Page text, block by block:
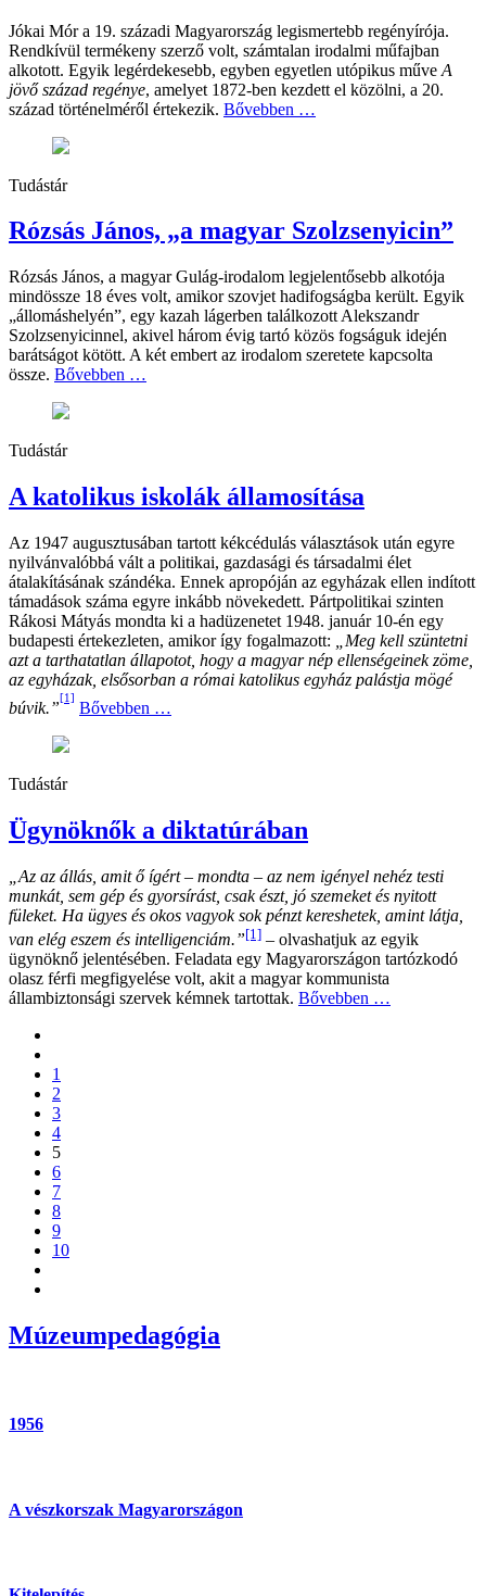
Jókai Mór a 19. századi Magyarország legismertebb regényírója.
Rendkívül termékeny szerző volt, számtalan irodalmi műfajban
alkotott. Egyik legérdekesebb, egyben egyetlen utópikus műve A
jövő század regénye, amelyet 1872-ben kezdett el közölni, a 20.
század történelméről értekezik. Bővebben …
Tudástár
Rózsás János, „a magyar Szolzsenyicin”
Rózsás János, a magyar Gulág-irodalom legjelentősebb alkotója
mindössze 18 éves volt, amikor szovjet hadifogságba került. Egyik
„állomáshelyén”, egy kazah lágerben találkozott Alekszandr
Szolzsenyicinnel, akivel három évig tartó közös fogságuk idején
barátságot kötött. A két embert az irodalom szeretete kapcsolta
össze. Bővebben …
Tudástár
A katolikus iskolák államosítása
Az 1947 augusztusában tartott kékcédulás választások után egyre
nyilvánvalóbbá vált a politikai, gazdasági és társadalmi élet
átalakításának szándéka. Ennek apropóján az egyházak ellen indított
támadások száma egyre inkább növekedett. Pártpolitikai szinten
Rákosi Mátyás mondta ki a hadüzenetet 1948. január 10-én egy
budapesti értekezleten, amikor így fogalmazott:
„Meg kell szüntetni
azt a tarthatatlan állapotot, hogy a magyar nép ellenségeinek zöme,
az egyházak, elsősorban a római katolikus egyház palástja mögé
búvik.”
[1]
Bővebben …
Tudástár
Ügynöknők a diktatúrában
„Az az állás, amit ő ígért – mondta – az nem igényel nehéz testi
munkát, sem gép és gyorsírást, csak észt, jó szemeket és nyitott
füleket. Ha ügyes és okos vagyok sok pénzt kereshetek, amint látja,
van elég eszem és intelligenciám.”[1] – olvashatjuk az egyik
ügynöknő jelentésében. Feladata egy Magyarországon tartózkodó
olasz férfi megfigyelése volt, akit a magyar kommunista
állambiztonsági szervek kémnek tartottak. Bővebben …
1
2
3
4
5
6
7
8
9
10
Múzeumpedagógia
1956
A vészkorszak Magyarországon